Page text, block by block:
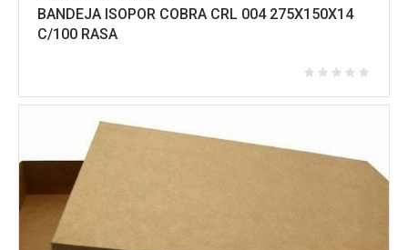
BANDEJA ISOPOR COBRA CRL 004 275X150X14
C/100 RASA